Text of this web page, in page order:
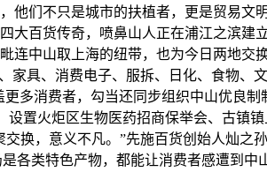
他们不只是城市的扶植者，更是贸易文
百货传奇，喷鼻山人正在浦江之滨建
中山取上海的纽带，也为今日两地交
家具、消费电子、服拆、日化、食物、
多消费者，勾当还同步组织中山优良
置火炬区生物医药招商保举会、古镇
换，意义不凡。”先施百货创始人灿之
各类特色产物，都能让消费者感遭到中